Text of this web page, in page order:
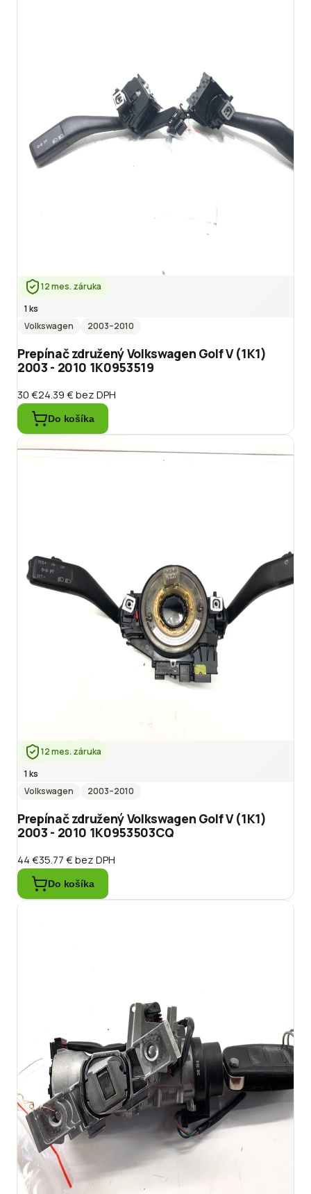
12 mes. záruka
1 ks
Volkswagen
2003–2010
Prepínač združený Volkswagen Golf V (1K1)
2003 - 2010 1K0953519
30 €24.39 €bez DPH
Do košíka
12 mes. záruka
1 ks
Volkswagen
2003–2010
Prepínač združený Volkswagen Golf V (1K1)
2003 - 2010 1K0953503CQ
44 €35.77 €bez DPH
Do košíka